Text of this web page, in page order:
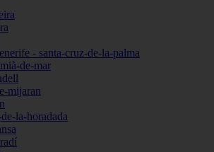
- santa-cruz-de-la-palma
de-mar
mijaran
la-horadada